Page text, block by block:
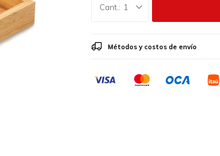
1
Métodos y costos de envío